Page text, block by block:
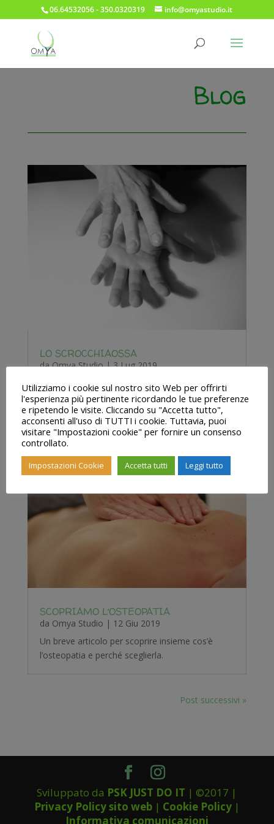
06.64532056 - 350.0320319 info@omyastudio.it
Blog
LO SCROCCHIAOSSA
daOmya Studio|3 Lug 2019
In questo articolo cerchiamo di sfatare dei falsi
miti sull’osteopatia e l’osteopata.
SCOPRIAMO L’OSTEOPATIA
da Omya Studio | 12 Giu 2019
Un breve articolo per scoprire insieme cos’è
l’osteopatia e perché sceglierla.
Post successivi »
Sviluppato da PSK JUST DO IT | ©2017 |
Privacy Policy sito web| Cookie Policy|
Informativa comunicazioni
Utilizziamo i cookie sul nostro sito Web per offrirti
l'esperienza più pertinente ricordando le tue preferenze
e ripetendo le visite. Cliccando su "Accetta tutto",
acconsenti all'uso di TUTTI i cookie. Tuttavia, puoi
visitare "Impostazioni cookie" per fornire un consenso
controllato.
Impostazioni Cookie Accetta tutti Leggi tutto